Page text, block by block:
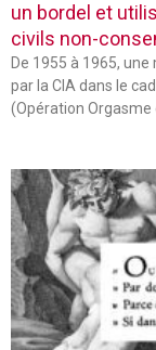
un bordel et
civils non-
De 1955 à 1965,
par la CIA dans le
(Opération Orgasme